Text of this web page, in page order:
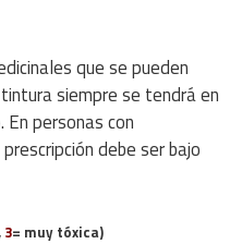
que se pueden
siempre se tendrá en
personas con
debe ser bajo
3= muy tóxica)